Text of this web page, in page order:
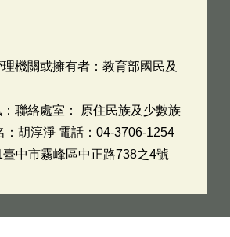
機關或擁有者：教育部國民及
聯絡處室： 原住民族及少數族
：胡淳淨 電話：04-3706-1254
中市霧峰區中正路738之4號